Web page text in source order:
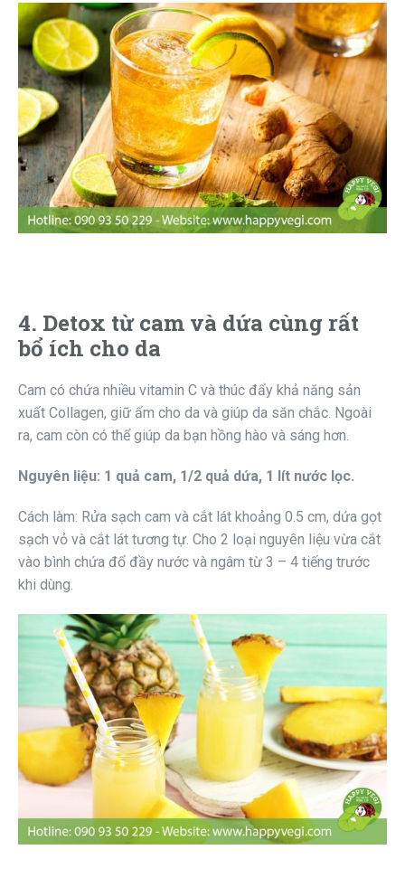
4. Detox từ cam và dứa cùng rất
bổ ích cho da
Cam có chứa nhiều vitamin C và thúc đẩy khả năng sản
xuất Collagen, giữ ẩm cho da và giúp da săn chắc. Ngoài
ra, cam còn có thể giúp da bạn hồng hào và sáng hơn.
Nguyên liệu: 1 quả cam, 1/2 quả dứa, 1 lít nước lọc.
Cách làm: Rửa sạch cam và cắt lát khoảng 0.5 cm, dứa gọt
sạch vỏ và cắt lát tương tự. Cho 2 loại nguyên liệu vừa cắt
vào bình chứa đổ đầy nước và ngâm từ 3 – 4 tiếng trước
khi dùng.